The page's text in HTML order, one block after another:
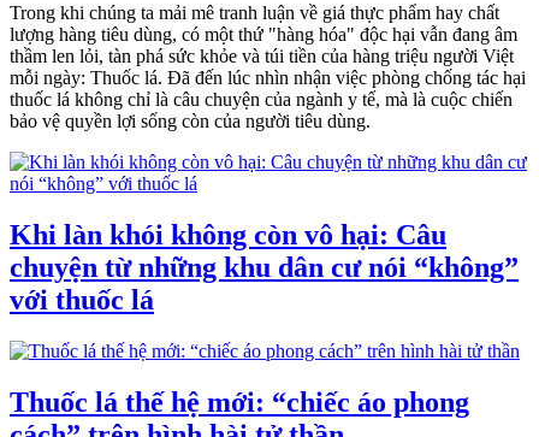
Trong khi chúng ta mải mê tranh luận về giá thực phẩm hay chất
lượng hàng tiêu dùng, có một thứ "hàng hóa" độc hại vẫn đang âm
thầm len lỏi, tàn phá sức khỏe và túi tiền của hàng triệu người Việt
mỗi ngày: Thuốc lá. Đã đến lúc nhìn nhận việc phòng chống tác hại
thuốc lá không chỉ là câu chuyện của ngành y tế, mà là cuộc chiến
bảo vệ quyền lợi sống còn của người tiêu dùng.
Khi làn khói không còn vô hại: Câu
chuyện từ những khu dân cư nói “không”
với thuốc lá
Thuốc lá thế hệ mới: “chiếc áo phong